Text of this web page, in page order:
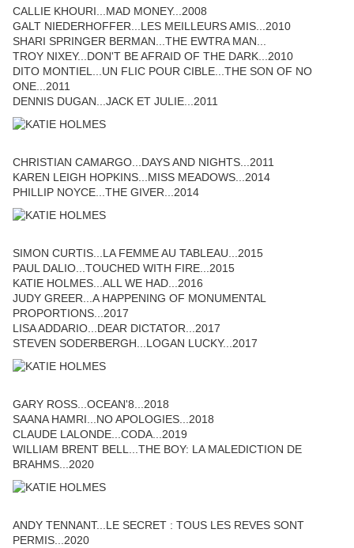
CALLIE KHOURI...MAD MONEY...2008
GALT NIEDERHOFFER...LES MEILLEURS AMIS...2010
SHARI SPRINGER BERMAN...THE EWTRA MAN...
TROY NIXEY...DON'T BE AFRAID OF THE DARK...2010
DITO MONTIEL...UN FLIC POUR CIBLE...THE SON OF NO
ONE...2011
DENNIS DUGAN...JACK ET JULIE...2011
CHRISTIAN CAMARGO...DAYS AND NIGHTS...2011
KAREN LEIGH HOPKINS...MISS MEADOWS...2014
PHILLIP NOYCE...THE GIVER...2014
SIMON CURTIS...LA FEMME AU TABLEAU...2015
PAUL DALIO...TOUCHED WITH FIRE...2015
KATIE HOLMES...ALL WE HAD...2016
JUDY GREER...A HAPPENING OF MONUMENTAL
PROPORTIONS...2017
LISA ADDARIO...DEAR DICTATOR...2017
STEVEN SODERBERGH...LOGAN LUCKY...2017
GARY ROSS...OCEAN'8...2018
SAANA HAMRI...NO APOLOGIES...2018
CLAUDE LALONDE...CODA...2019
WILLIAM BRENT BELL...THE BOY: LA MALEDICTION DE
BRAHMS...2020
ANDY TENNANT...LE SECRET : TOUS LES REVES SONT
PERMIS...2020